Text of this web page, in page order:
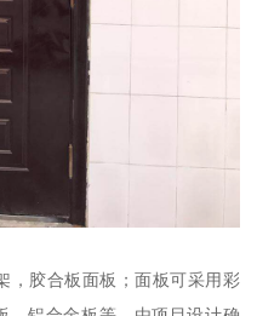
，胶合板面板；面板可采用彩